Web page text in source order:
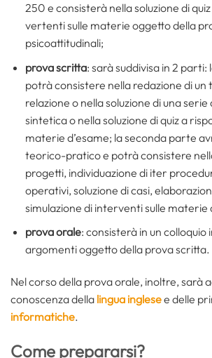
250 e consisterà nella soluzione di
vertenti sulle materie oggetto della
psicoattitudinali;
prova scritta: sarà suddivisa in 2
potrà consistere nella redazione di un
relazione o nella soluzione di una
sintetica o nella soluzione di quiz a
materie d’esame; la seconda parte
teorico-pratico e potrà consistere
progetti, individuazione di iter
operativi, soluzione di casi,
simulazione di interventi sulle materie
prova orale: consisterà in un colloquio
argomenti oggetto della prova scritta.
Nel corso della prova orale, inoltre, sarà
conoscenza della lingua inglesee delle
informatiche.
Come prepararsi?